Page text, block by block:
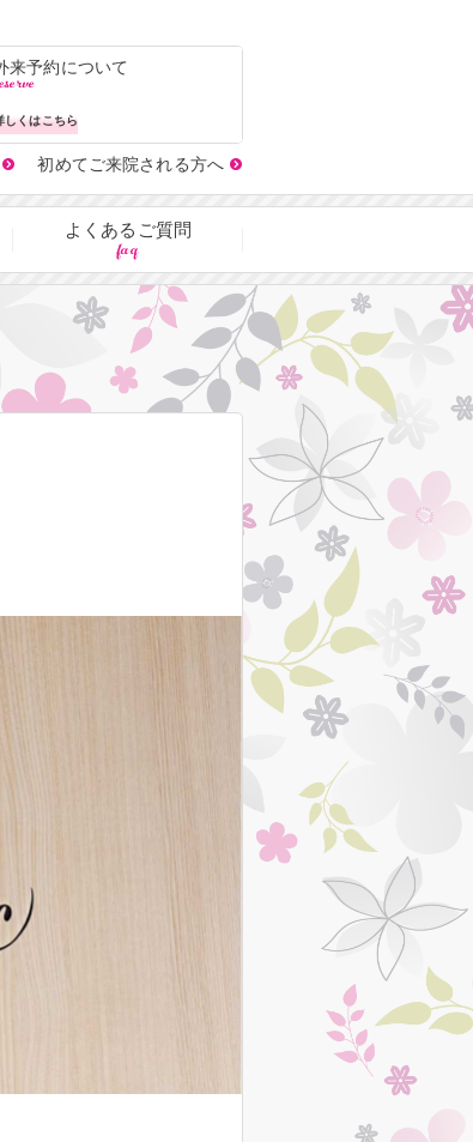
来予約について
しくはこちら
初めてご来院される方へ
よくあるご質問
faq